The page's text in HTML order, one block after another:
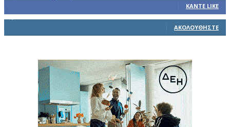
ΚΆΝΤΕ LIKE
ΑΚΟΛΟΥΘΉΣΤΕ